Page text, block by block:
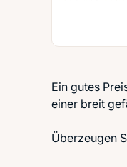
Ein gutes
einer breit
Überzeugen